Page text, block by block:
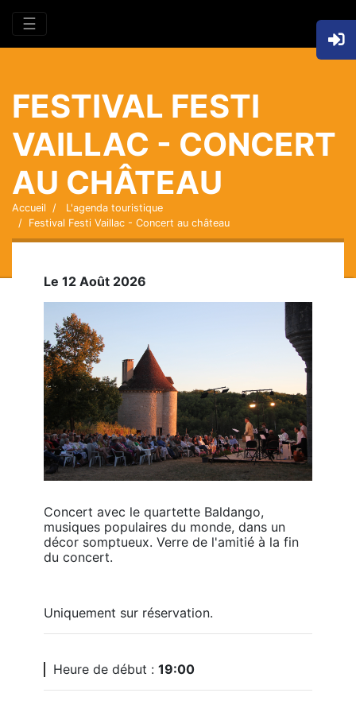
☰
FESTIVAL FESTI
VAILLAC - CONCERT
AU CHÂTEAU
Accueil
L'agenda touristique
Festival Festi Vaillac - Concert au château
Le 12 Août 2026
Concert avec le quartette Baldango,
musiques populaires du monde, dans un
décor somptueux. Verre de l'amitié à la fin
du concert.
Uniquement sur réservation.
Heure de début : 19:00